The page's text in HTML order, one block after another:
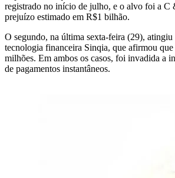
registrado no início de julho, e o alvo foi a
prejuízo estimado em R$1 bilhão.
O segundo, na última sexta-feira (29), atingiu
tecnologia financeira Sinqia, que afirmou
milhões. Em ambos os casos, foi invadida a
de pagamentos instantâneos.